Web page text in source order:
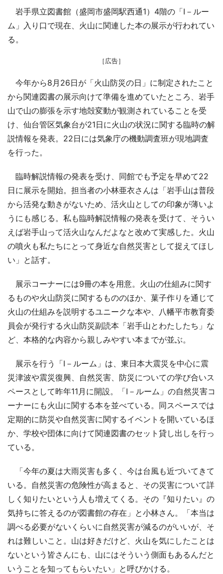
岩手県立図書館（盛岡市盛岡駅西通1）4階の「I－ルー
ム」入り口で現在、火山に関連した本の展示が行われてい
る。
［広告］
今年から8月26日が「火山防災の日」に制定されたこと
から関連図書の展示向けて準備を進めていたところ、岩手
山で山の膨張を示す地殻変動が観測されていることを受
け、仙台管区気象台が21日に火山の状況に関する臨時の解
説情報を発表。22日には気象庁の機動調査班が現地調査
を行った。
臨時解説情報の発表を受け、同館でも予定を早めて22
日に展示を開始。担当者の小林亜衣さんは「岩手山は普段
から活発な動きがないため、活火山としての印象が薄いよ
うにも感じる。私も臨時解説情報の発表を受けて、そうい
えば岩手山って活火山なんだよなと改めて実感した。火山
の噴火も私たちにとって身近な自然災害として捉えてほし
い」と話す。
展示コーナーには9冊の本を用意。火山の仕組みに関す
るものや火山防災に関するもののほか、菓子作りを通じて
火山の仕組みを説明するユニークな本や、八幡平市教育委
員会が発行する火山防災副読本「岩手山とわたしたち」な
ど、本格的な内容から親しみやすい本までが並ぶ。
展示を行う「I－ルーム」は、東日本大震災を中心に震
災津波や震災復興、自然災害、防災についての学び合いス
ペースとして昨年11月に開設。「I－ルーム」の自然災害コ
ーナーにも火山に関する本を並べている。同スペースでは
定期的に防災や自然災害に関するイベントを開いているほ
か、学校や団体に向けて関連図書のセット貸し出しを行っ
ている。
「今年の夏は大雨災害も多く、今は台風も近づいてきて
いる。自然災害の危険性が高まると、その災害について詳
しく知りたいという人も増えてくる。その『知りたい』の
気持ちに答えるのが図書館の存在」と小林さん。「本当は
調べる必要がないくらいに自然災害が減るのがいいが、そ
れは難しいこと。山は好きだけど、火山を気にしたことは
ないという皆さんにも、山にはそういう側面もあるんだと
いうことを知ってもらいたい」と呼びかける。